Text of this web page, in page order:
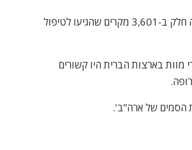
בשנת 2004, למתילפנידאט (ריטלין) היה חלק ב-3,601 מקרים שהגיעו לטיפול
עד לשנת 2000, 186 מקרי מוות בארצות הברית היו קשורים